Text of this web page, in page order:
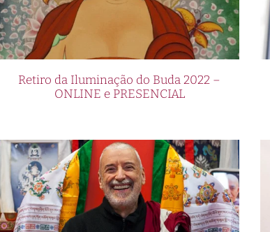
Retiro da Iluminação do Buda 2022 –
ONLINE e PRESENCIAL